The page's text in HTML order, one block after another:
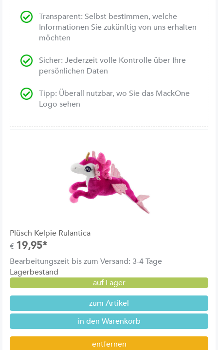
Transparent: Selbst bestimmen, welche
Informationen Sie zukünftig von uns erhalten
möchten
Sicher: Jederzeit volle Kontrolle über Ihre
persönlichen Daten
Tipp: Überall nutzbar, wo Sie das MackOne
Logo sehen
Plüsch Kelpie Rulantica
€ 19,95*
Bearbeitungszeit bis zum Versand: 3-4 Tage
Lagerbestand
auf Lager
zum Artikel
entfernen